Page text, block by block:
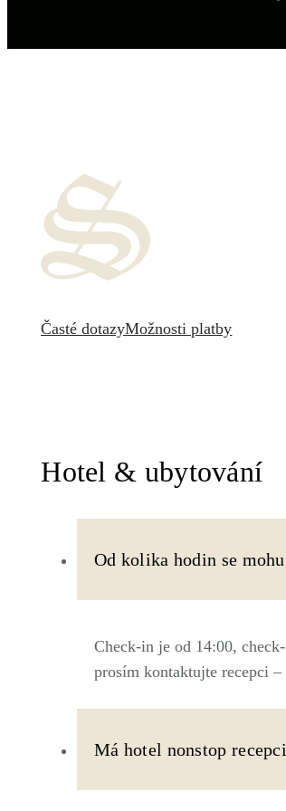
Časté dotazyMožnosti platby
Hotel & ubytování
Od kolika hodin se
Check-in je od 14:00,
prosím kontaktujte recepci
Má hotel nonstop